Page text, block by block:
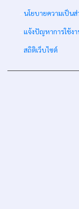
นโยบายความเป็น
แจ้งปัญหาการใช้ง
สถิติเว็บไซต์